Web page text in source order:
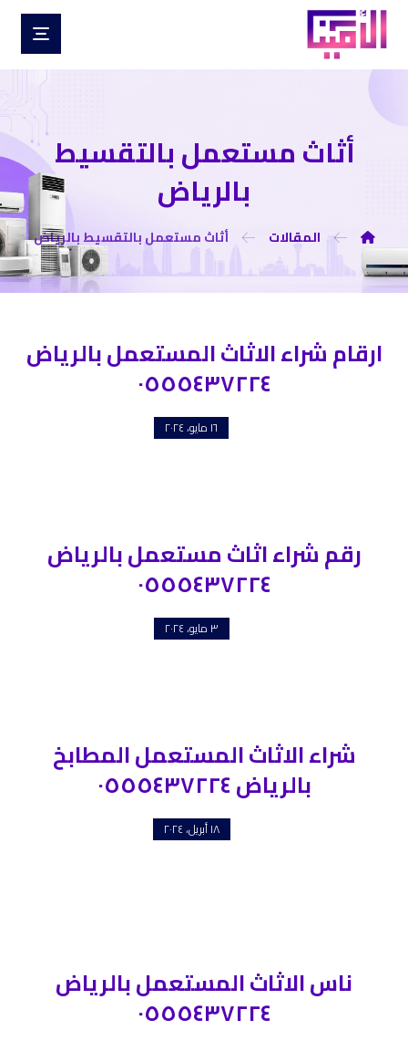
أثاث مستعمل بالتقسيط
بالرياض
المقالات أثاث مستعمل بالتقسيط بالرياض
ارقام شراء الاثاث المستعمل بالرياض
٠٥٥٥٤٣٧٢٢٤
١٦ مايو، ٢٠٢٤
رقم شراء اثاث مستعمل بالرياض
٠٥٥٥٤٣٧٢٢٤
٣ مايو، ٢٠٢٤
شراء الاثاث المستعمل المطابخ
بالرياض ٠٥٥٥٤٣٧٢٢٤
١٨ أبريل، ٢٠٢٤
ناس الاثاث المستعمل بالرياض
٠٥٥٥٤٣٧٢٢٤